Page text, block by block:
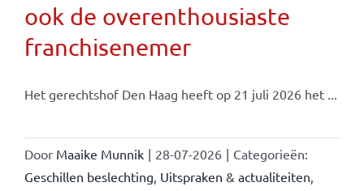
ook de overenthousiaste
franchisenemer
Het gerechtshof Den Haag heeft op 21 juli 2026 het ...
Door Maaike Munnik | 28-07-2026 | Categorieën:
Geschillen beslechting Uitspraken & actualiteiten